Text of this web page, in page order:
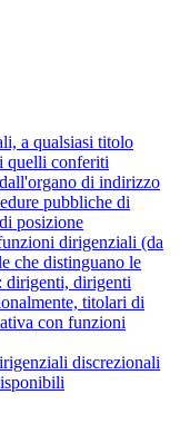
a qualsiasi titolo
quelli conferiti
di indirizzo
pubbliche di
posizione
dirigenziali (da
che distinguano le
dirigenti, dirigenti
titolari di
con funzioni
discrezionali